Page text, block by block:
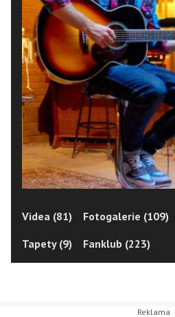
Videa (81) Fotogalerie (109)
Tapety (9)
Fanklub (223)